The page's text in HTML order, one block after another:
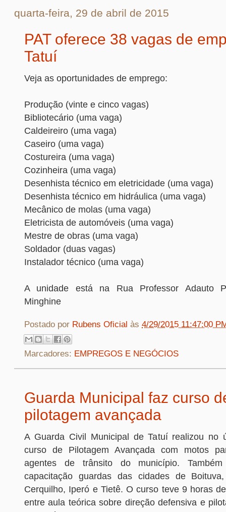
quarta-feira, 29 de abril de 2015
PAT oferece 38 vagas de
Tatuí
Veja as oportunidades de emprego:
Produção (vinte e cinco vagas)
Bibliotecário (uma vaga)
Caldeireiro (uma vaga)
Caseiro (uma vaga)
Costureira (uma vaga)
Cozinheira (uma vaga)
Desenhista técnico em eletricidade (uma vaga)
Desenhista técnico em hidráulica (uma vaga)
Mecânico de molas (uma vaga)
Eletricista de automóveis (uma vaga)
Mestre de obras (uma vaga)
Soldador (duas vagas)
Instalador técnico (uma vaga)
A unidade está na Rua Professor Adauto
Minghine
Postado por Rubens Oficial às 4/29/2015 11:47:00
Marcadores: EMPREGOS E NEGÓCIOS
Guarda Municipal faz curso
pilotagem avançada
A Guarda Civil Municipal de Tatuí realizou no
curso de Pilotagem Avançada com motos
agentes de trânsito do município.
capacitação guardas das cidades de
Cerquilho, Iperó e Tietê. O curso teve 9 horas
entre aula teórica sobre direção defensiva e